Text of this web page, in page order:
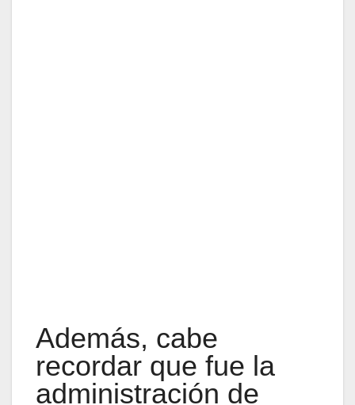
Además, cabe
recordar que fue la
administración de